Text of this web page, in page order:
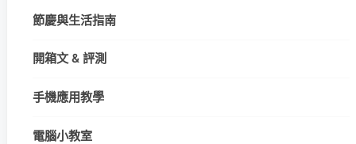
節慶與生活指南
開箱文 & 評測
手機應用教學
電腦小教室